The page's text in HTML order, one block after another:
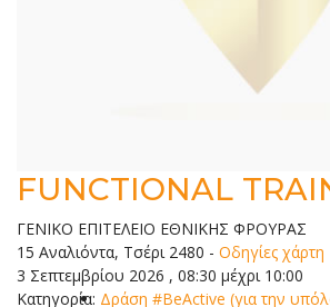
FUNCTIONAL
ΓΕΝΙΚΟ ΕΠΙΤΕΛΕΙΟ ΕΘΝΙΚΗΣ ΦΡΟΥΡΑΣ
15 Αναλιόντα, Τσέρι 2480 - Οδηγίες χάρτη
3 Σεπτεμβρίου 2026 , 08:30 μέχρι 10:00
Κατηγορία: Δράση #BeActive (για την